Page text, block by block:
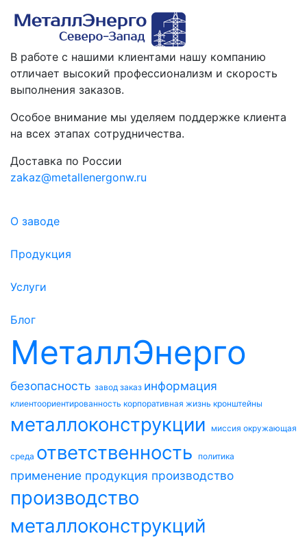
В работе с нашими клиентами нашу компанию
отличает высокий профессионализм и скорость
выполнения заказов.
Особое внимание мы уделяем поддержке клиента
на всех этапах сотрудничества.
Доставка по России
zakaz@metallenergonw.ru
О заводе
Продукция
Услуги
Блог
МеталлЭнерго
безопасность завод заказ информация
клиентоориентированность корпоративная жизнь кронштейны
металлоконструкции миссия окружающая
среда ответственность политика
применение продукция производство
производство
металлоконструкций